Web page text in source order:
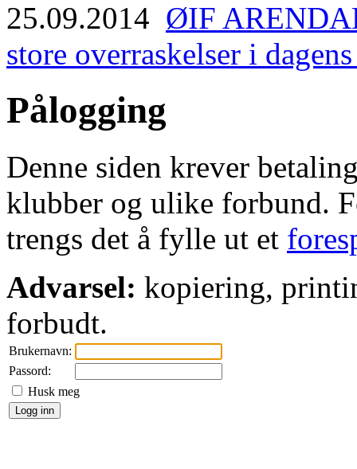
25.09.2014 ØIF
store overraskelser i
Pålogging
Denne siden krever
klubber og ulike forbund.
trengs det å fylle ut et
Advarsel: kopiering,
forbudt.
Brukernavn:
Passord:
Husk meg